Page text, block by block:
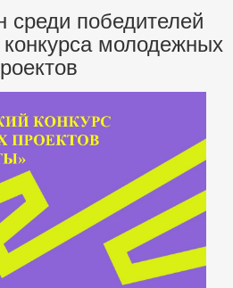
победителей
конкурса молодежных